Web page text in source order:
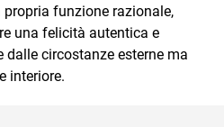
funzione razionale,
una felicità autentica e
dalle circostanze esterne ma
interiore.